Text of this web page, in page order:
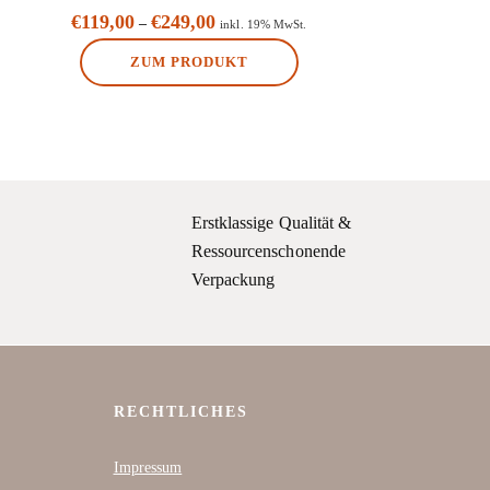
€119,00–€249,00 inkl. 19% MwSt.
ZUM PRODUKT
Varianten
auf.
Die
Produktseite
Erstklassige Qualität &
Ressourcenschonende
Verpackung
RECHTLICHES
Impressum